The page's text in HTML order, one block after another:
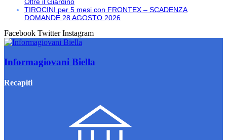
Oltre il Giardino
TIROCINI per 5 mesi con FRONTEX – SCADENZA
DOMANDE 28 AGOSTO 2026
Facebook Twitter Instagram
Informagiovani Biella
Recapiti